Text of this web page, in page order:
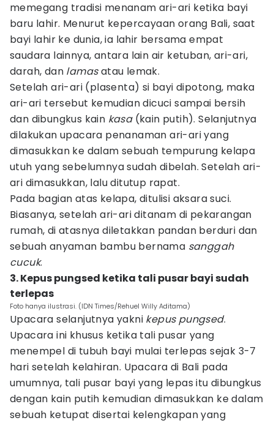
memegang tradisi menanam ari-ari ketika bayi
baru lahir. Menurut kepercayaan orang Bali, saat
bayi lahir ke dunia, ia lahir bersama empat
saudara lainnya, antara lain air ketuban, ari-ari,
darah, dan lamasatau lemak.
Setelah ari-ari (plasenta) si bayi dipotong, maka
ari-ari tersebut kemudian dicuci sampai bersih
dan dibungkus kain kasa (kain putih). Selanjutnya
dilakukan upacara penanaman ari-ari yang
dimasukkan ke dalam sebuah tempurung kelapa
utuh yang sebelumnya sudah dibelah. Setelah ari-
ari dimasukkan, lalu ditutup rapat.
Pada bagian atas kelapa, ditulisi aksara suci.
Biasanya, setelah ari-ari ditanam di pekarangan
rumah, di atasnya diletakkan pandan berduri dan
sebuah anyaman bambu bernama sanggah
cucuk.
3. Kepus pungsed ketika tali pusar bayi sudah
terlepas
Foto hanya ilustrasi. (IDN Times/Rehuel ​Willy Aditama)
Upacara selanjutnya yakni kepus pungsed.
Upacara ini khusus ketika tali pusar yang
menempel di tubuh bayi mulai terlepas sejak 3-7
hari setelah kelahiran. Upacara di Bali pada
umumnya, tali pusar bayi yang lepas itu dibungkus
dengan kain putih kemudian dimasukkan ke dalam
sebuah ketupat disertai kelengkapan yang